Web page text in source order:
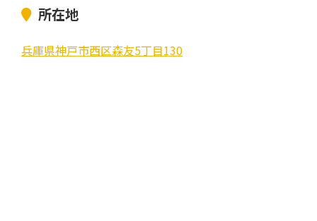
所在地
兵庫県神戸市西区森友5丁目130